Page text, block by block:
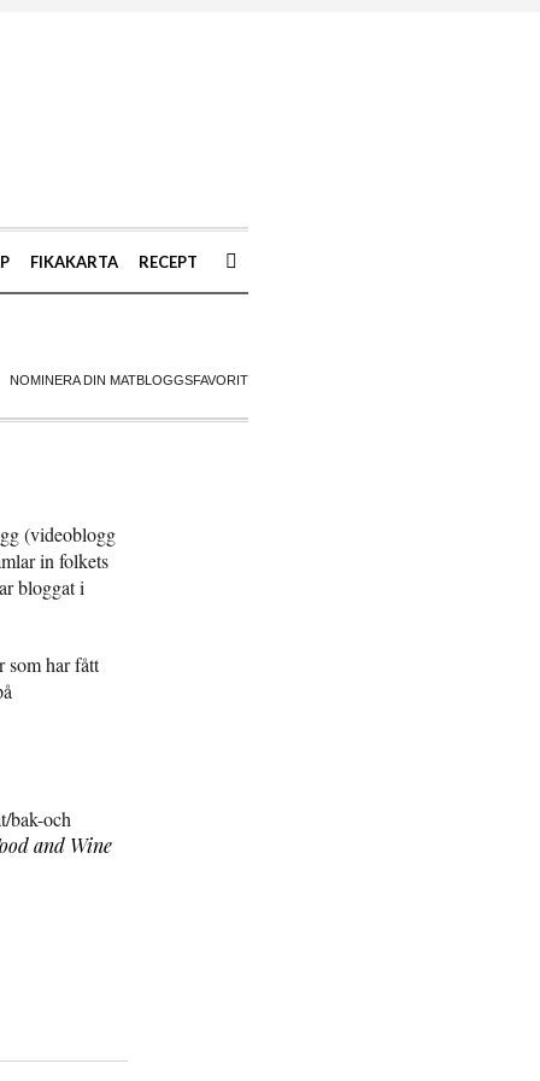
FIKAKARTA RECEPT
NOMINERA DIN MATBLOGGSFAVORIT
(videoblogg
in folkets
bloggat i
som har fått
bak-och
and Wine